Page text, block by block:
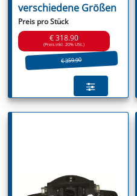
verschiedene Größen
Preis pro Stück
€ 318.90
(Preis inkl. 20% USt.)
€ 359.90